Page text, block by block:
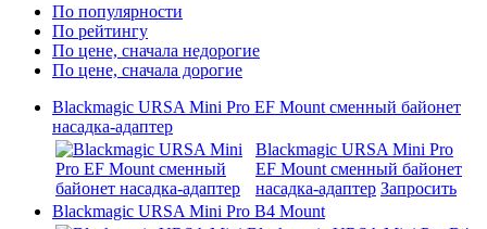
По популярности
По рейтингу
По цене, сначала недорогие
По цене, сначала дорогие
Blackmagic URSA Mini Pro EF Mount сменный байонет
насадка-адаптер
Blackmagic URSA Mini Pro
EF Mount сменный байонет
насадка-адаптер Запросить
Blackmagic URSA Mini Pro B4 Mount